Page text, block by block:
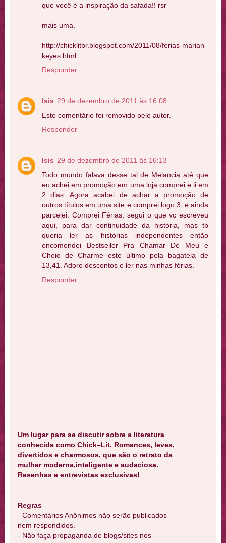
que você é a inspiração da safada!! rsr
mais uma.
http://chicklitbr.blogspot.com/2011/08/ferias-marian-
keyes.html
Responder
Isis 29 de dezembro de 2011 às 16:08
Este comentário foi removido pelo autor.
Responder
Isis 29 de dezembro de 2011 às 16:13
Todo mundo falava desse tal de Melancia até que
eu achei em promoção em uma loja comprei e li em
2 dias. Agora acabei de achar a promoção de
outros títulos em uma site e comprei logo 3, e ainda
parcelei. Comprei Férias, segui o que vc escreveu
aqui, para dar continuidade da história, mas tb
queria ler as histórias independentes então
encomendei Bestseller Pra Chamar De Meu e
Cheio de Charme este último pela bagatela de
13,41. Adoro descontos e ler nas minhas férias.
Responder
Um lugar para se discutir sobre a literatura
conhecida como Chick–Lit. Romances, leves,
divertidos e charmosos, que são o retrato da
mulher moderna,inteligente e audaciosa.
Resenhas e entrevistas exclusivas!
Regras
- Comentários Anônimos não serão publicados
nem respondidos.
- Não faça propaganda de blogs/sites nos